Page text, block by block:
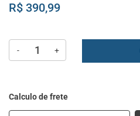
R$ 390,99
- +